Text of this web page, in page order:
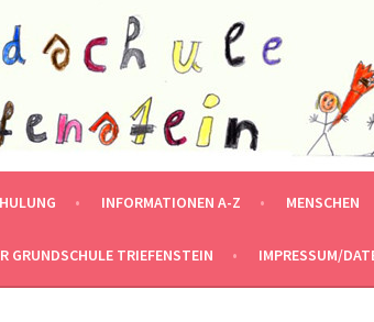
INFORMATIONEN A-Z MENSCHEN
GRUNDSCHULE TRIEFENSTEIN IMPRESSUM/